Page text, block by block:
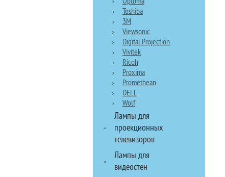
Toshiba
3M
Viewsonic
Digital Projection
Vivitek
Ricoh
Proxima
Promethean
DELL
Wolf
Лампы для
проекционных
телевизоров
Лампы для
видеостен